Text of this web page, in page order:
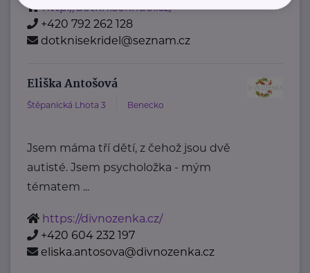
http://dotknisekridel.cz/
+420 792 262 128
dotknisekridel@seznam.cz
Eliška Antošová
Štěpanická Lhota 3 Benecko
Jsem máma tří dětí, z čehož jsou dvě
autisté. Jsem psycholožka - mým
tématem ...
https://divnozenka.cz/
+420 604 232 197
eliska.antosova@divnozenka.cz